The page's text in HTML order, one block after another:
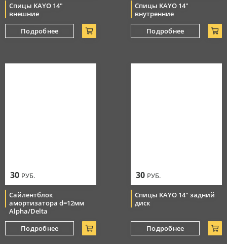
Спицы KAYO 14"
внешние
Подробнее
Спицы KAYO 14"
внутренние
Подробнее
30 РУБ.
Сайлентблок
амортизатора d=12мм
Alpha/Delta
Подробнее
30 РУБ.
Спицы KAYO 14" задний
диск
Подробнее